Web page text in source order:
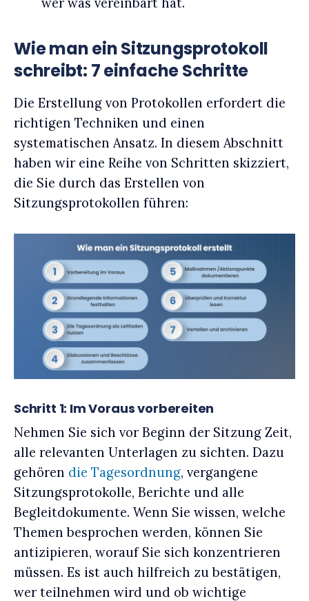
wer was vereinbart hat.
Wie man ein Sitzungsprotokoll
schreibt: 7 einfache Schritte
Die Erstellung von Protokollen erfordert die
richtigen Techniken und einen
systematischen Ansatz. In diesem Abschnitt
haben wir eine Reihe von Schritten skizziert,
die Sie durch das Erstellen von
Sitzungsprotokollen führen:
Schritt 1: Im Voraus vorbereiten
Nehmen Sie sich vor Beginn der Sitzung Zeit,
alle relevanten Unterlagen zu sichten. Dazu
gehören die Tagesordnung, vergangene
Sitzungsprotokolle, Berichte und alle
Begleitdokumente. Wenn Sie wissen, welche
Themen besprochen werden, können Sie
antizipieren, worauf Sie sich konzentrieren
müssen. Es ist auch hilfreich zu bestätigen,
wer teilnehmen wird und ob wichtige